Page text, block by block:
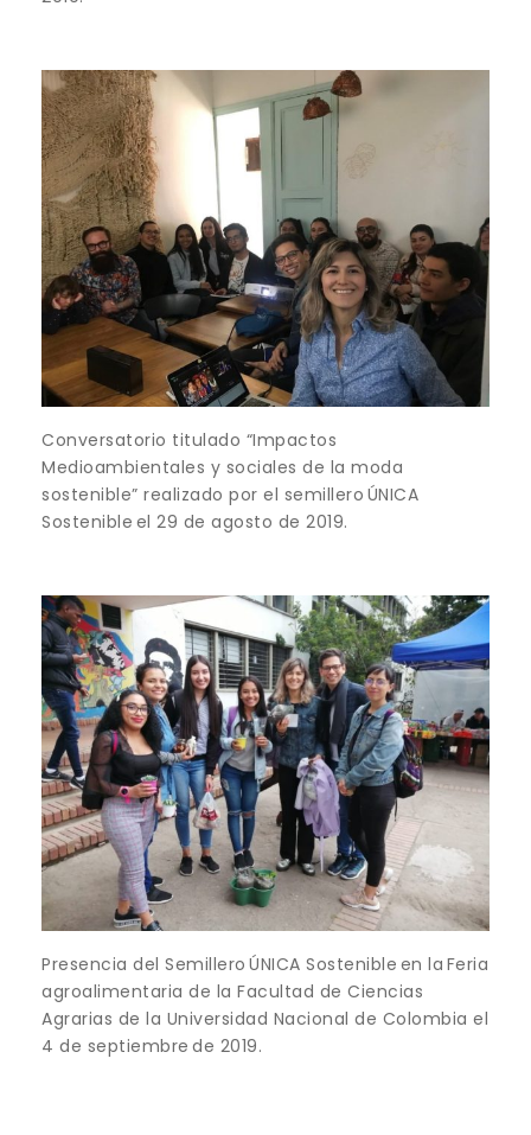
Conversatorio titulado “Impactos
Medioambientales y sociales de la moda
sostenible” realizado por el semillero ÚNICA
Sostenible el 29 de agosto de 2019.
Presencia del Semillero ÚNICA Sostenible en la Feria
agroalimentaria de la Facultad de Ciencias
Agrarias de la Universidad Nacional de Colombia el
4 de septiembre de 2019.